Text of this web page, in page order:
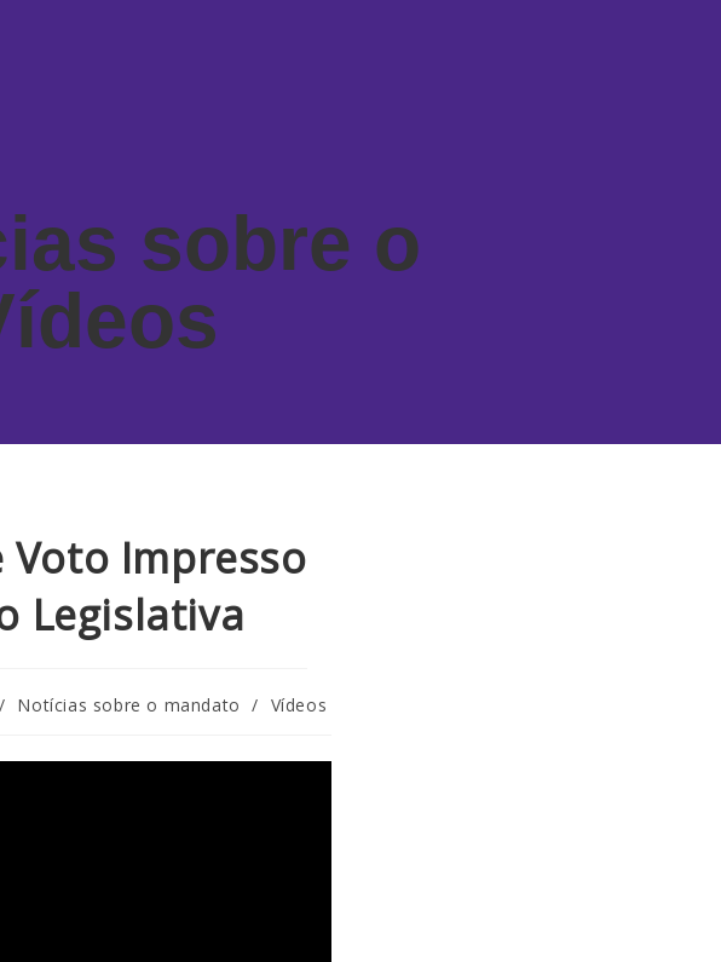
sobre o
Voto Impresso
Legislativa
/ Notícias sobre o mandato / Vídeos